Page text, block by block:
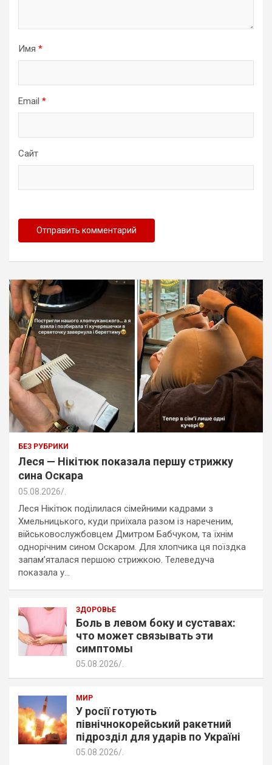
Имя *
Email *
Сайт
БЕЗ РУБРИКИ
Леся — Нікітюк показала першу стрижку
сина Оскара
05.08.2026
Леся Нікітюк поділилася сімейними кадрами з
Хмельницького, куди приїхала разом із нареченим,
військовослужбовцем Дмитром Бабчуком, та їхнім
однорічним сином Оскаром. Для хлопчика ця поїздка
запам’яталася першою стрижкою. Телеведуча
показала у…
ЗДОРОВЬЕ
Боль в левом боку и суставах:
что может связывать эти
симптомы
05.08.2026
МИР
У росії готують
північнокорейський ракетний
підрозділ для ударів по Україні
05.08.2026